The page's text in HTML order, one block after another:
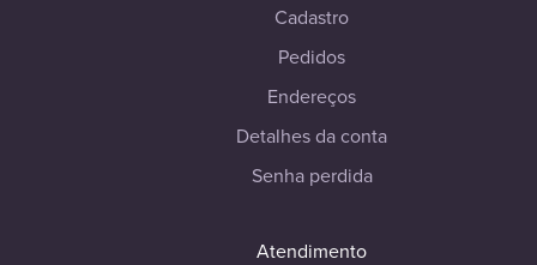
Cadastro
Pedidos
Endereços
Detalhes da conta
Senha perdida
Atendimento